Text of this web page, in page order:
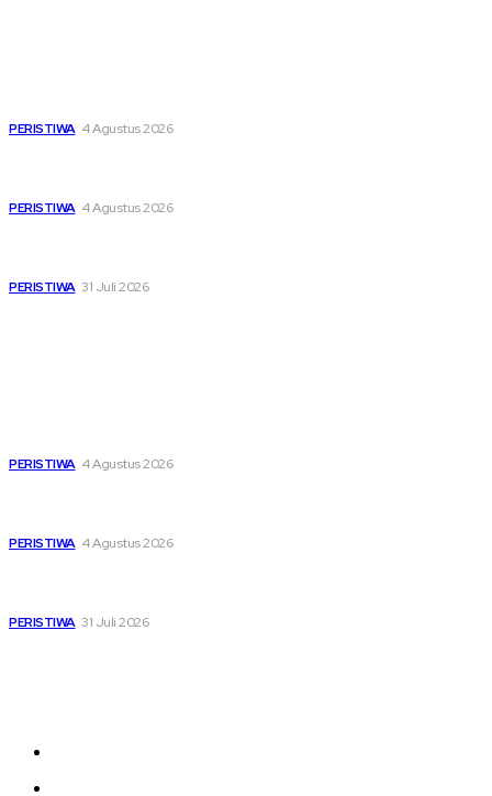
PERISTIWA 4 Agustus 2026
PERISTIWA 4 Agustus 2026
PERISTIWA 31 Juli 2026
PERISTIWA 4 Agustus 2026
PERISTIWA 4 Agustus 2026
PERISTIWA 31 Juli 2026